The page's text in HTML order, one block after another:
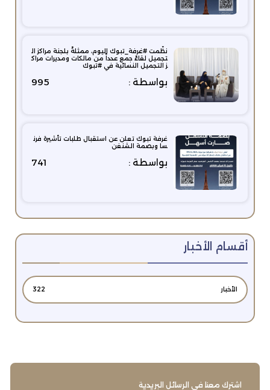
نظّمت ⁧‫#غرفة_تبوك‬⁩ اليوم، ممثلةً بلجنة مراكز ال
تجميل لقاءً جمع عدداً من مالكات ومديرات مراك
ز التجميل النسائية في ⁧‫#تبوك‬⁩
بواسطة : 995
غرفة تبوك تعلن عن استقبال طلبات تأشيرة فرن
سا وبصمة الشنغن
بواسطة : 741
أقسام الأخبار
الأخبار 322
اشترك معنا في الرسائل البريدية